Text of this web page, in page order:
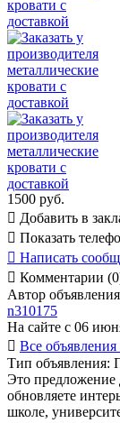
1500 руб.
 Добавить в
 Показать
 Написать
 Комментарии
Автор объявления
n310175
На сайте с 06
 Все объявления
Тип объявления:
Это предложение
обновляете
школе,